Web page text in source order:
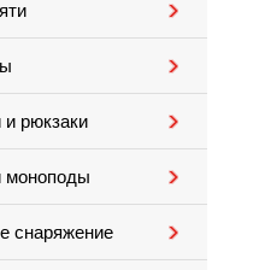
рюкзаки
моноподы
снаряжение